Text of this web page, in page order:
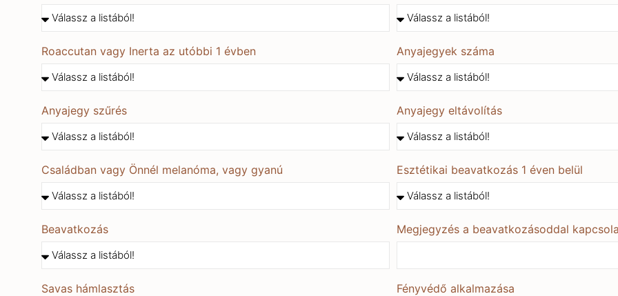
Roaccutan vagy Inerta az utóbbi 1 évben Anyajegyek száma
Anyajegy szűrés Anyajegy eltávolítás
Családban vagy Önnél melanóma, vagy gyanú Esztétikai beavatkozás 1 éven belül
Beavatkozás Megjegyzés a beavatkozásoddal
Savas hámlasztás Fényvédő alkalmazása